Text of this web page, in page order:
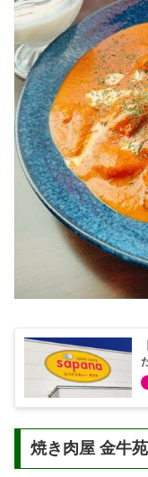
焼き肉屋 金牛苑